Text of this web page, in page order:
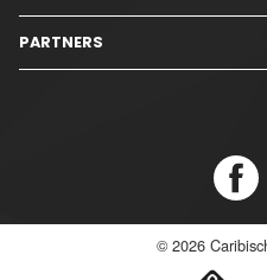
PARTNERS
© 2026